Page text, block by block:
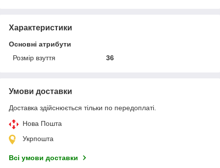
Характеристики
Основні атрибути
Розмір взуття
36
Умови доставки
Доставка здійснюється тільки по передоплаті.
Нова Пошта
Укрпошта
Всі умови доставки